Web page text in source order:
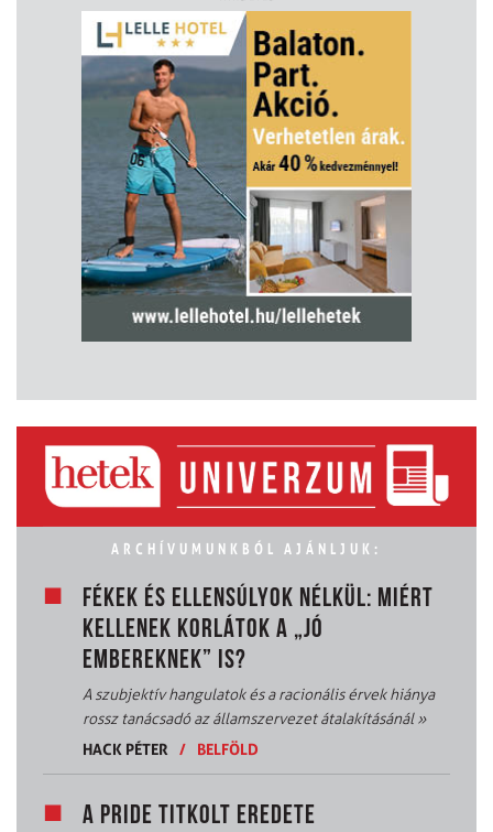
ARCHÍVUMUNKBÓL AJÁNLJUK:
FÉKEK ÉS ELLENSÚLYOK NÉLKÜL: MIÉRT
KELLENEK KORLÁTOK A „JÓ
EMBEREKNEK” IS?
A szubjektív hangulatok és a racionális érvek hiánya
rossz tanácsadó az államszervezet átalakításánál»
HACK PÉTER
/ BELFÖLD
A PRIDE TITKOLT EREDETE